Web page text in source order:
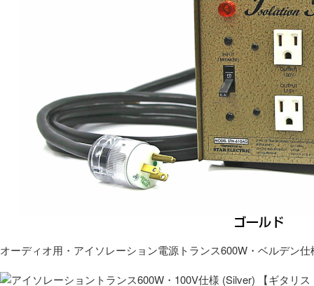
オーディオ用・アイソレーション電源トランス600W・ベルデン仕